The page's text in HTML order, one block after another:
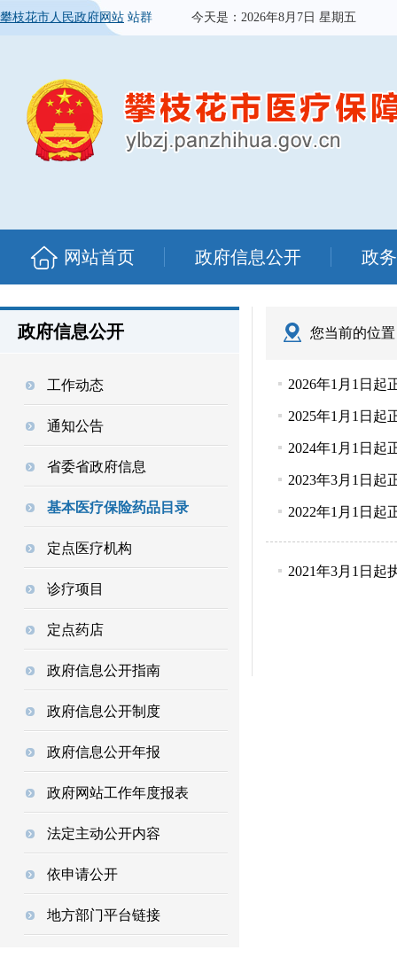
攀枝花市人民政府网站 站群 今天是： 2026年8月7日 星期五
网站首页 政府信息公开 政
政府信息公开
工作动态
通知公告
省委省政府信息
基本医疗保险药品目录
定点医疗机构
诊疗项目
定点药店
政府信息公开指南
政府信息公开制度
政府信息公开年报
政府网站工作年度报表
法定主动公开内容
依申请公开
地方部门平台链接
您当前的位
2026年1月1日起
2025年1月1日起
2024年1月1日起
2023年3月1日起
2022年1月1日起
2021年3月1日起